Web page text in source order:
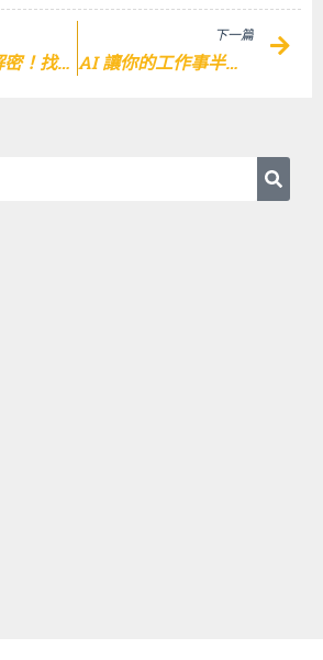
SEO公司大解密！找對夥伴，網站流量UP UP！
下一篇
AI 讓你的工作事半功倍：Notion AI 完整應用指南